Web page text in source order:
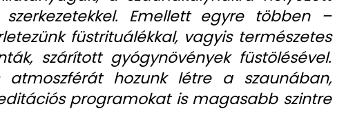
Emellett egyre többen –
füstrituálékkal, vagyis természetes
szárított gyógynövények füstölésével.
atmoszférát hozunk létre a szaunában,
programokat is magasabb szintre